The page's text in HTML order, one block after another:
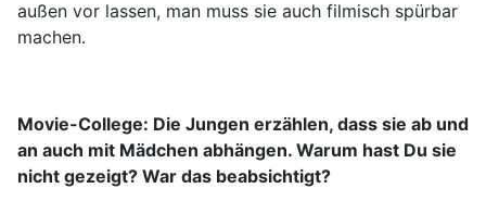
außen vor lassen, man muss sie auch filmisch spürbar
machen.
Movie-College: Die Jungen erzählen, dass sie ab und
an auch mit Mädchen abhängen. Warum hast Du sie
nicht gezeigt? War das beabsichtigt?